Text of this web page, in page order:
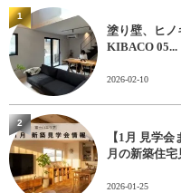
塗り壁、ヒノ
KIBACO 05...
2026-02-10
1
【1月 見学
月の新築住宅
2026-01-25
2